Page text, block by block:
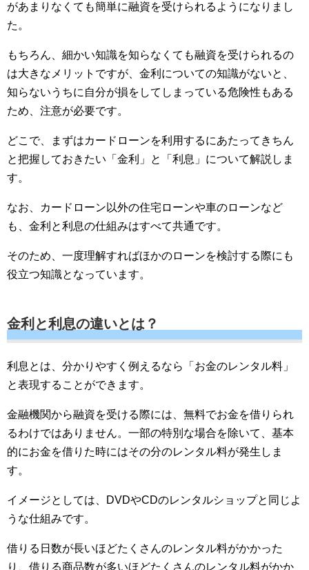
があまりなくても簡単に融資を受けられるようになりまし
た。
もちろん、細かい知識を知らなくても融資を受けられるの
は大きなメリットですが、金利についての知識がないと、
知らないうちに自分が損をしてしまっている危険性もある
ため、注意が必要です。
どこで、まずはカードローンを利用するにあたってきちん
と把握しておきたい「金利」と「利息」について解説しま
す。
なお、カードローン以外の住宅ローンや車のローンなど
も、金利と利息の仕組みはすべて共通です。
そのため、一度理解すればほかのローンを検討する際にも
役立つ知識となっています。
金利と利息の違いとは？
利息とは、分かりやすく例えるなら「お金のレンタル料」
と表現することができます。
金融機関から融資を受ける際には、無料でお金を借りられ
るわけではありません。一部の特別な場合を除いて、基本
的にお金を借りた時にはその分のレンタル料が発生しま
す。
イメージとしては、DVDやCDのレンタルショップと同じよ
うな仕組みです。
借りる日数が長いほどたくさんのレンタル料がかかった
り、借りる商品数が多いほどたくさんのレンタル料がかか